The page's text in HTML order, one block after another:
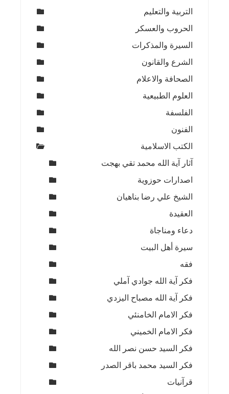
التربية والتعليم
الحروب والعسكر
السيرة والمذكرات
الشرع والقانون
الصحافة والاعلام
العلوم الطبيعية
الفلسفة
الفنون
الكتب الاسلامية
آثار آية الله محمد تقي بهجت
اصدارات حوزوية
الشيخ علي رضا بناهيان
العقيدة
دعاء ومناجاة
سيرة أهل البيت
فقه
فكر آية الله جوادي آملي
فكر آية الله مصباح اليزدي
فكر الامام الخامنئي
فكر الامام الخميني
فكر السيد حسن نصر الله
فكر السيد محمد باقر الصدر
قرآنيات